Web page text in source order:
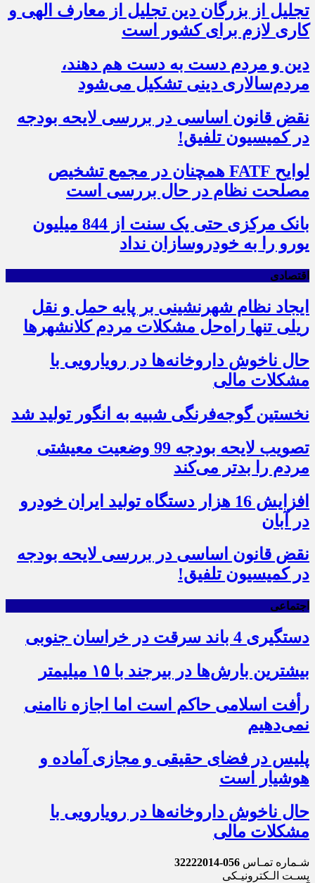
تجلیل از بزرگان دین تجلیل از معارف الهی و
کاری لازم برای کشور است
دین و مردم دست به‌ دست هم دهند،
مردم‌سالاری دینی تشکیل می‌شود
نقض قانون اساسی در بررسی لایحه بودجه
در کمیسیون تلفیق!
لوایح FATF همچنان در مجمع تشخیص
مصلحت نظام در حال بررسی است
بانک مرکزی حتی یک سنت از 844 میلیون
یورو را به خودروسازان نداد
اقتصادی
ایجاد نظام شهرنشینی بر پایه حمل و نقل
ریلی تنها راه‌حل مشکلات مردم کلانشهرها
حال ناخوش داروخانه‌ها در رویارویی با
مشکلات مالی
نخستین گوجه‌فرنگی شبیه به انگور تولید شد
تصویب لایحه بودجه 99 وضعیت معیشتی
مردم را بدتر می‌کند
افزایش 16 هزار دستگاه تولید ایران خودرو
در آبان
نقض قانون اساسی در بررسی لایحه بودجه
در کمیسیون تلفیق!
اجتماعی
دستگیری 4 باند سرقت در خراسان جنوبی
بیشترین بارش‌ها در بیرجند با ۱۵ میلیمتر
رأفت اسلامی حاکم است اما اجازه ناامنی
نمی‌دهیم
پلیس در فضای حقیقی و مجازی آماده و
هوشیار است
حال ناخوش داروخانه‌ها در رویارویی با
مشکلات مالی
شـماره تمـاس 056-32222014
پسـت الـکترونیـکی